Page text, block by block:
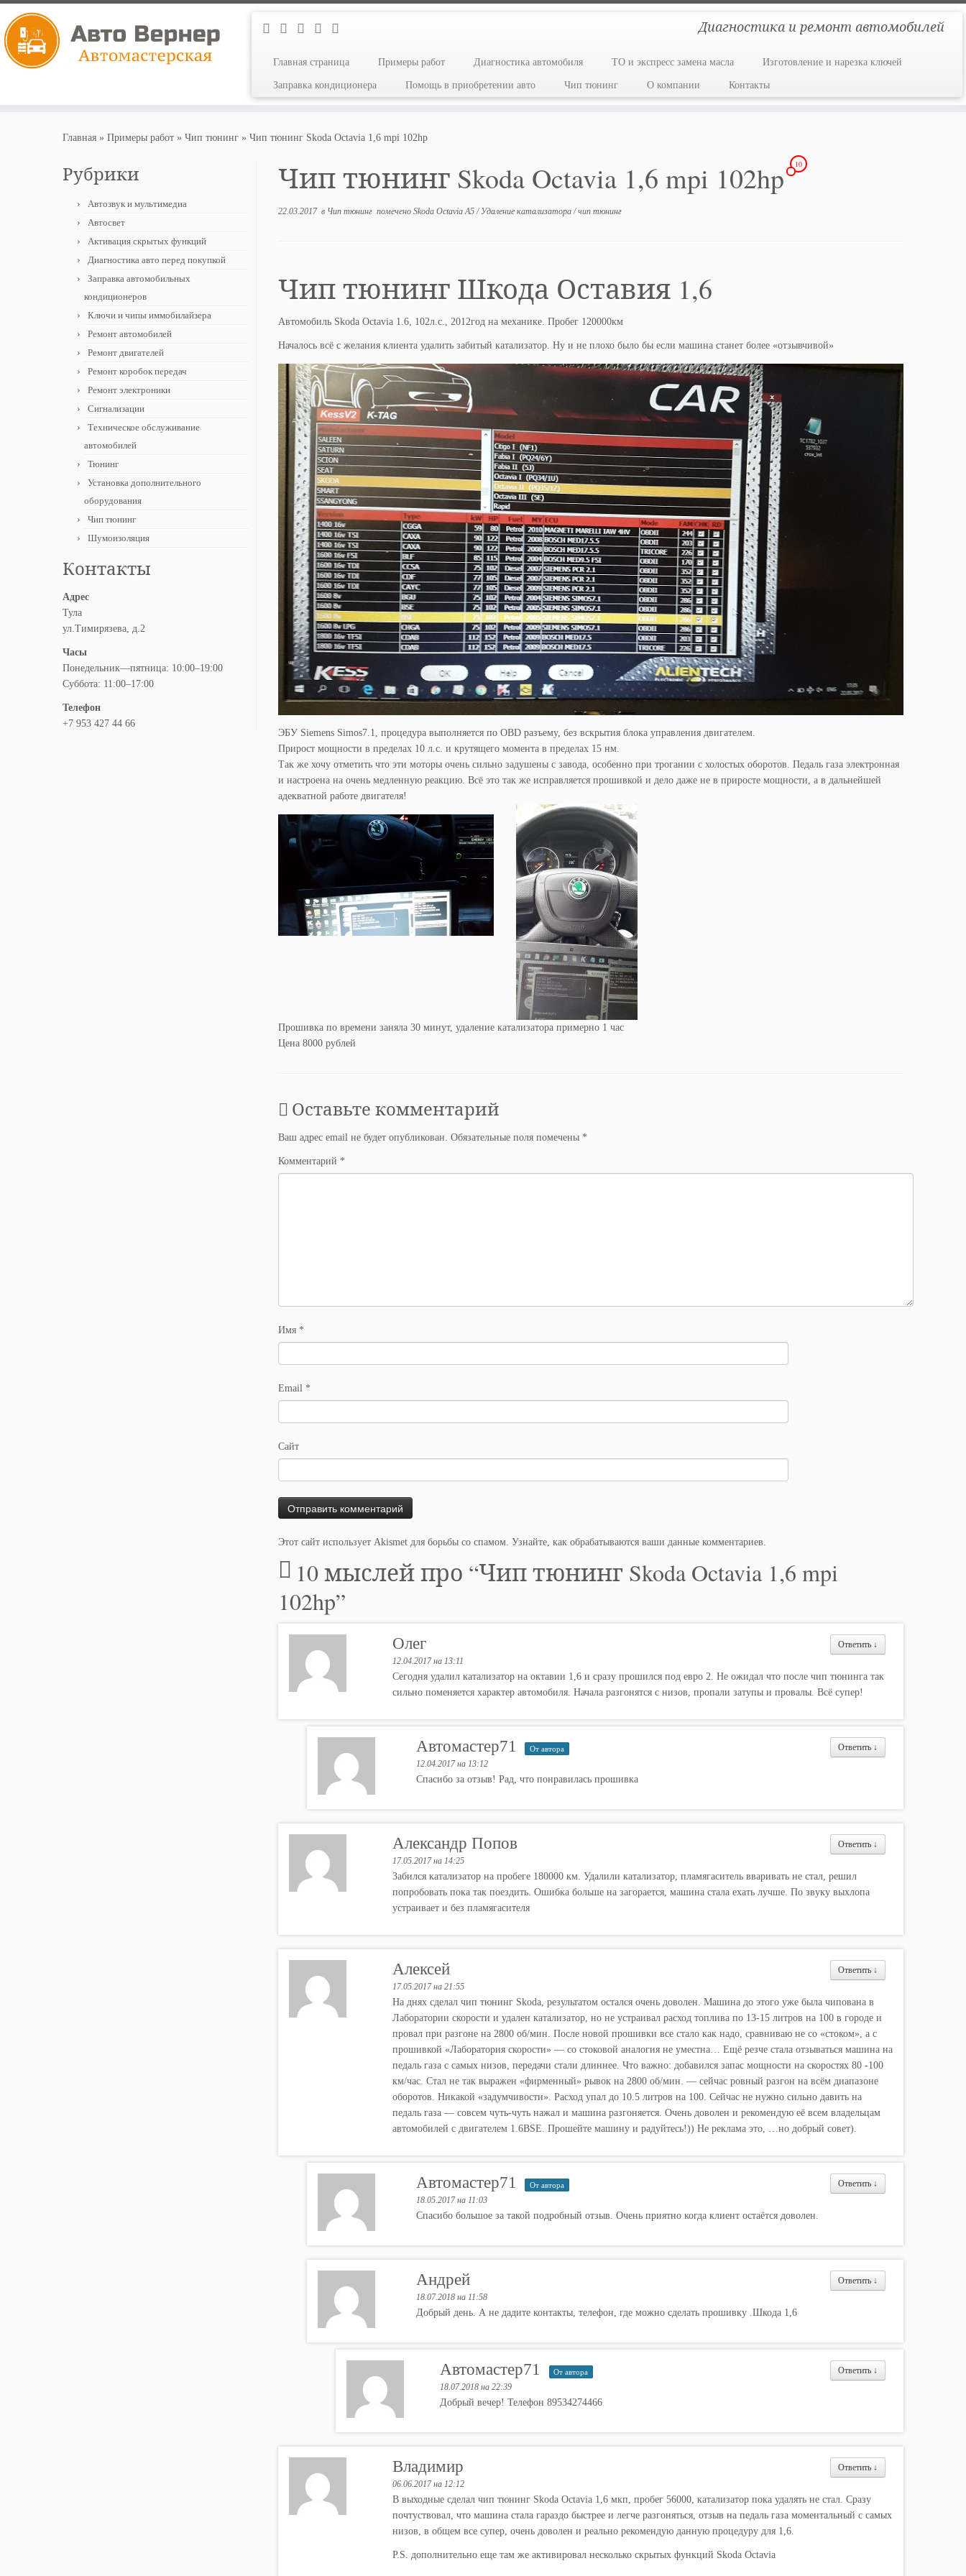
Диагностика и ремонт автомобилей
Главная страница Примеры работ Диагностика автомобиля ТО и экспресс замена масла Изготовление и нарезка ключей
Заправка кондиционера Помощь в приобретении авто Чип тюнинг О компании Контакты
Главная » Примеры работ » Чип тюнинг » Чип тюнинг Skoda Octavia 1,6 mpi 102hp
Рубрики
Автозвук и мультимедиа
Автосвет
Активация скрытых функций
Диагностика авто перед покупкой
Заправка автомобильных
кондиционеров
Ключи и чипы иммобилайзера
Ремонт автомобилей
Ремонт двигателей
Ремонт коробок передач
Ремонт электроники
Сигнализации
Техническое обслуживание
автомобилей
Тюнинг
Установка дополнительного
оборудования
Чип тюнинг
Шумоизоляция
Контакты
Адрес
Тула
ул.Тимирязева, д.2
Часы
Понедельник—пятница: 10:00–19:00
Суббота: 11:00–17:00
Телефон
+7 953 427 44 66
Чип тюнинг Skoda Octavia 1,6 mpi 102hp 10
22.03.2017в Чип тюнинг помечено Skoda Octavia A5/ Удаление катализатора/чип тюнинг
Чип тюнинг Шкода Оставия 1,6
Автомобиль Skoda Octavia 1.6, 102л.с., 2012год на механике. Пробег 120000км
Началось всё с желания клиента удалить забитый катализатор. Ну и не плохо было бы если машина станет более «отзывчивой»
ЭБУ Siemens Simos7.1, процедура выполняется по OBD разъему, без вскрытия блока управления двигателем.
Прирост мощности в пределах 10 л.с. и крутящего момента в пределах 15 нм.
Так же хочу отметить что эти моторы очень сильно задушены с завода, особенно при трогании с холостых оборотов. Педаль газа электронная
и настроена на очень медленную реакцию. Всё это так же исправляется прошивкой и дело даже не в приросте мощности, а в дальнейшей
адекватной работе двигателя!
Прошивка по времени заняла 30 минут, удаление катализатора примерно 1 час
Цена 8000 рублей
Оставьте комментарий
Ваш адрес email не будет опубликован. Обязательные поля помечены *
Комментарий *
Имя *
Email *
Сайт
Этот сайт использует Akismet для борьбы со спамом. Узнайте, как обрабатываются ваши данные комментариев.
10 мыслей про “Чип тюнинг Skoda Octavia 1,6 mpi
102hp”
Ответить ↓
Олег
12.04.2017 на 13:11
Сегодня удалил катализатор на октавии 1,6 и сразу прошился под евро 2. Не ожидал что после чип тюнинга так
сильно поменяется характер автомобиля. Начала разгонятся с низов, пропали затупы и провалы. Всё супер!
Ответить ↓
Автомастер71 От автора
12.04.2017 на 13:12
Спасибо за отзыв! Рад, что понравилась прошивка
Ответить ↓
Александр Попов
17.05.2017 на 14:25
Забился катализатор на пробеге 180000 км. Удалили катализатор, пламягаситель вваривать не стал, решил
попробовать пока так поездить. Ошибка больше на загорается, машина стала ехать лучше. По звуку выхлопа
устраивает и без пламягасителя
Ответить ↓
Алексей
17.05.2017 на 21:55
На днях сделал чип тюнинг Skoda, результатом остался очень доволен. Машина до этого уже была чипована в
Лаборатории скорости и удален катализатор, но не устраивал расход топлива по 13-15 литров на 100 в городе и
провал при разгоне на 2800 об/мин. После новой прошивки все стало как надо, сравниваю не со «стоком», а с
прошивкой «Лаборатория скорости» — со стоковой аналогия не уместна… Ещё резче стала отзываться машина на
педаль газа с самых низов, передачи стали длиннее. Что важно: добавился запас мощности на скоростях 80 -100
км/час. Стал не так выражен «фирменный» рывок на 2800 об/мин. — сейчас ровный разгон на всём диапазоне
оборотов. Никакой «задумчивости». Расход упал до 10.5 литров на 100. Сейчас не нужно сильно давить на
педаль газа — совсем чуть-чуть нажал и машина разгоняется. Очень доволен и рекомендую её всем владельцам
автомобилей с двигателем 1.6BSE. Прошейте машину и радуйтесь!)) Не реклама это, …но добрый совет).
Ответить ↓
Автомастер71 От автора
18.05.2017 на 11:03
Спасибо большое за такой подробный отзыв. Очень приятно когда клиент остаётся доволен.
Ответить ↓
Андрей
18.07.2018 на 11:58
Добрый день. А не дадите контакты, телефон, где можно сделать прошивку .Шкода 1,6
Ответить ↓
Автомастер71 От автора
18.07.2018 на 22:39
Добрый вечер! Телефон 89534274466
Ответить ↓
Владимир
06.06.2017 на 12:12
В выходные сделал чип тюнинг Skoda Octavia 1,6 мкп, пробег 56000, катализатор пока удалять не стал. Сразу
почтуствовал, что машина стала гараздо быстрее и легче разгоняться, отзыв на педаль газа моментальный с самых
низов, в общем все супер, очень доволен и реально рекомендую данную процедуру для 1,6.
P.S. дополнительно еще там же активировал несколько скрытых функций Skoda Octavia